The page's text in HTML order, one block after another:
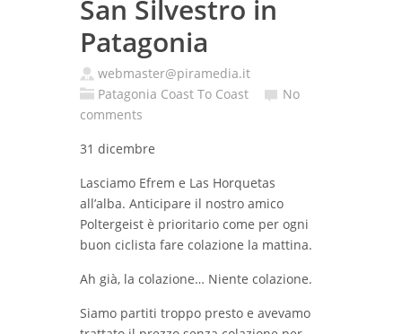
San Silvestro in
Patagonia
webmaster@piramedia.it
Patagonia Coast To Coast
No
comments
31 dicembre
Lasciamo Efrem e Las Horquetas
all’alba. Anticipare il nostro amico
Poltergeist è prioritario come per ogni
buon ciclista fare colazione la mattina.
Ah già, la colazione… Niente colazione.
Siamo partiti troppo presto e avevamo